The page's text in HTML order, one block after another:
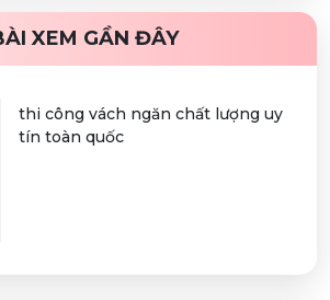
XEM GẦN ĐÂY
thi công vách ngăn chất lượng uy
tín toàn quốc